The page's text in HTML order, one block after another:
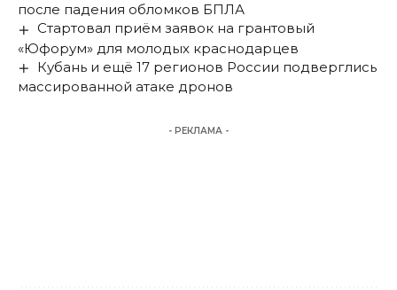
после падения обломков БПЛА
Стартовал приём заявок на грантовый
«Юфорум» для молодых краснодарцев
Кубань и ещё 17 регионов России подверглись
массированной атаке дронов
- РЕКЛАМА -